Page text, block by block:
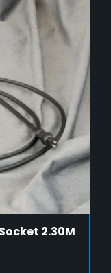
2.30M